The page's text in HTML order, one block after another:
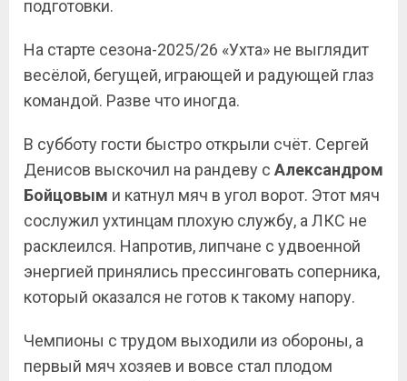
подготовки.
На старте сезона-2025/26 «Ухта» не выглядит
весёлой, бегущей, играющей и радующей глаз
командой. Разве что иногда.
В субботу гости быстро открыли счёт. Сергей
Денисов выскочил на рандеву с Александром
Бойцовым и катнул мяч в угол ворот. Этот мяч
сослужил ухтинцам плохую службу, а ЛКС не
расклеился. Напротив, липчане с удвоенной
энергией принялись прессинговать соперника,
который оказался не готов к такому напору.
Чемпионы с трудом выходили из обороны, а
первый мяч хозяев и вовсе стал плодом